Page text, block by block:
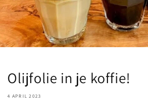
Olijfolie in je koffie!
4 APRIL 2023